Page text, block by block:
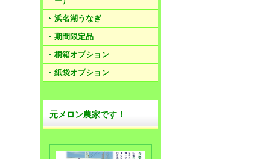
浜名湖うなぎ
期間限定品
桐箱オプション
紙袋オプション
元メロン農家です！